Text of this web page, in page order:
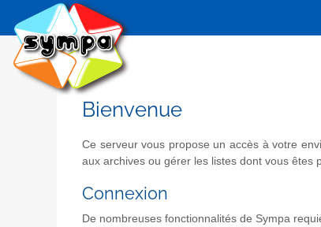
Bienvenue
Ce serveur vous propose un accès à votre
aux archives ou gérer les listes dont vous êtes
Connexion
De nombreuses fonctionnalités de Sympa